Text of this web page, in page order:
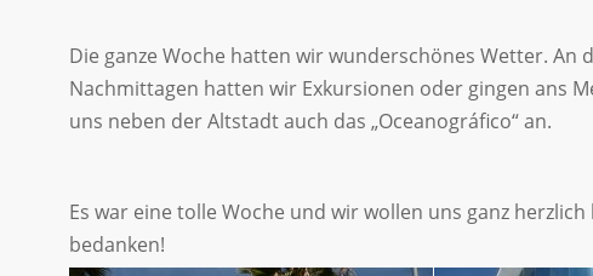
Die ganze Woche hatten wir wunderschönes Wetter.
Nachmittagen hatten wir Exkursionen oder gingen ans
uns neben der Altstadt auch das „Oceanográfico“ an.
Es war eine tolle Woche und wir wollen uns ganz
bedanken!